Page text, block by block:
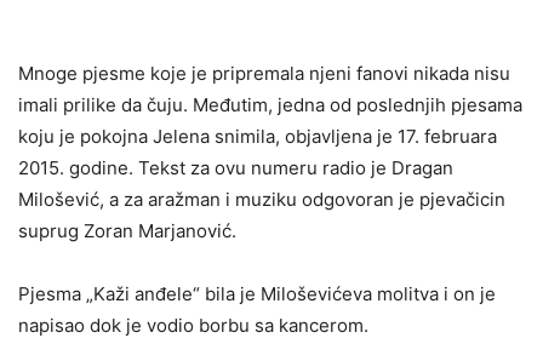
Mnoge pjesme koje je pripremala njeni fanovi nikada nisu
imali prilike da čuju. Međutim, jedna od poslednjih pjesama
koju je pokojna Jelena snimila, objavljena je 17. februara
2015. godine. Tekst za ovu numeru radio je Dragan
Milošević, a za aražman i muziku odgovoran je pjevačicin
suprug Zoran Marjanović.
Pjesma „Kaži anđele“ bila je Miloševićeva molitva i on je
napisao dok je vodio borbu sa kancerom.